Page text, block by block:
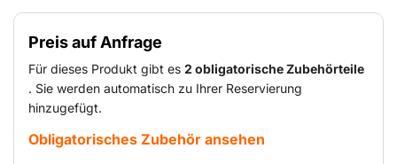
Landbau, Straßenbau und Bau geeignet.
Preis auf Anfrage
Für dieses Produkt gibt es 2 obligatorische Zubehörteile
. Sie werden automatisch zu Ihrer Reservierung
hinzugefügt.
Obligatorisches Zubehör ansehen